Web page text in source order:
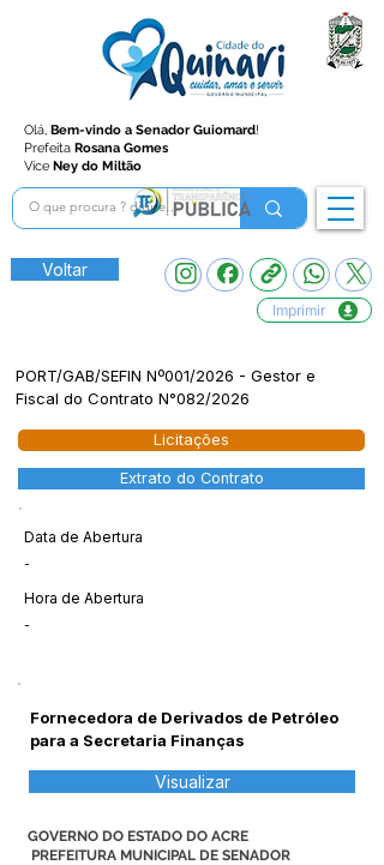
Olá, Bem-vindo a Senador Guiomard!
Prefeita Rosana Gomes
Vice Ney do Miltão
Voltar
Imprimir
PORT/GAB/SEFIN Nº001/2026 - Gestor e
Fiscal do Contrato N°082/2026
Licitações
Extrato do Contrato
Data de Abertura
-
Hora de Abertura
-
Fornecedora de Derivados de Petróleo
para a Secretaria Finanças
Visualizar
GOVERNO DO ESTADO DO ACRE
PREFEITURA MUNICIPAL DE SENADOR